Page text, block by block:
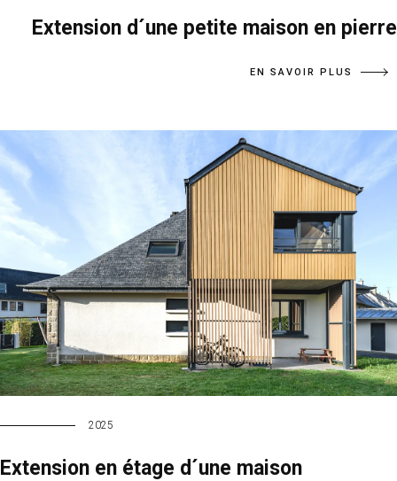
Extension d´une petite maison en pierre
EN SAVOIR PLUS
2025
Extension en étage d´une maison